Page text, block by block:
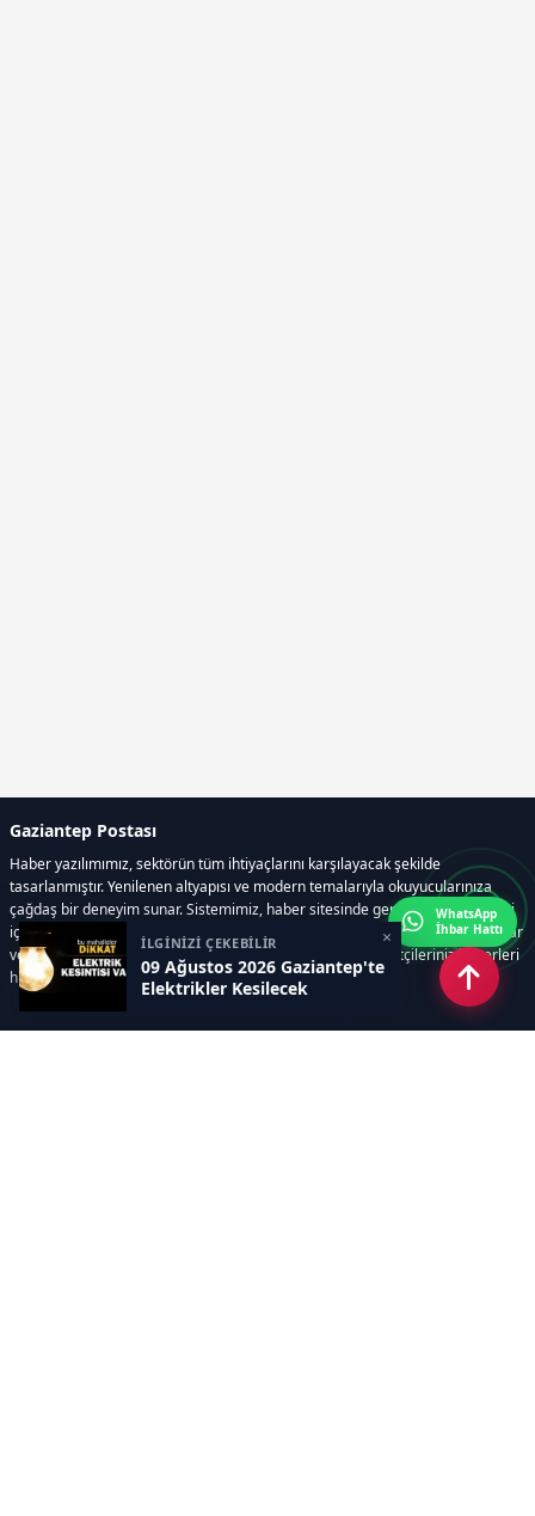
İLGİNİZİ ÇEKEBİLİR
09 Ağustos 2026 Gaziantep'te
Elektrikler Kesilecek
×
Gaziantep Postası
Haber yazılımımız, sektörün tüm ihtiyaçlarını karşılayacak şekilde
tasarlanmıştır. Yenilenen altyapısı ve modern temalarıyla okuyucularınıza
çağdaş bir deneyim sunar. Sistemimiz, haber sitesinde gerekli tüm modülleri
içerir. Siz içerik üretmeye odaklanırken, yazılımımız zamandan tasarruf sağlar
ve süreçlerinizi kolaylaştırır. Etkili arayüzü sayesinde ziyaretçileriniz haberleri
hızlı ve keyifle takip edebilir.
WhatsApp
İhbar Hattı